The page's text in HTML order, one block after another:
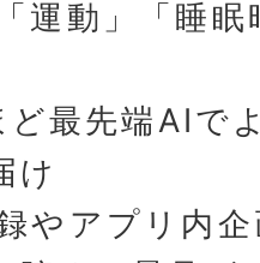
動」「睡眠
最先端AIで
け
アプリ内企